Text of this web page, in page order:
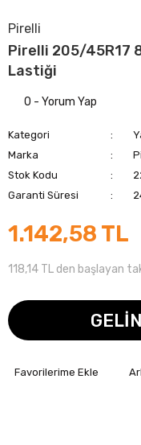
Pirelli
Pirelli 205/45R17
Lastiği
0 - Yorum Yap
Kategori
Marka
Stok Kodu
Garanti Süresi
1.142,58 TL
118,14 TL den başlayan